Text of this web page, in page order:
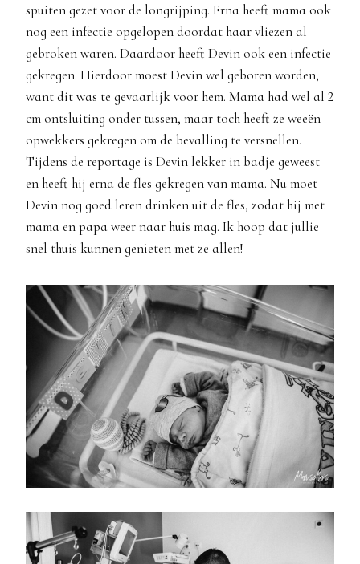
spuiten gezet voor de longrijping. Erna heeft mama ook
nog een infectie opgelopen doordat haar vliezen al
gebroken waren. Daardoor heeft Devin ook een infectie
gekregen. Hierdoor moest Devin wel geboren worden,
want dit was te gevaarlijk voor hem. Mama had wel al 2
cm ontsluiting onder tussen, maar toch heeft ze weeën
opwekkers gekregen om de bevalling te versnellen.
Tijdens de reportage is Devin lekker in badje geweest
en heeft hij erna de fles gekregen van mama. Nu moet
Devin nog goed leren drinken uit de fles, zodat hij met
mama en papa weer naar huis mag. Ik hoop dat jullie
snel thuis kunnen genieten met ze allen!